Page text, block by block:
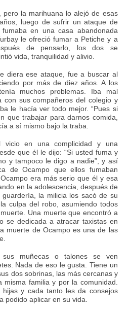
pero la marihuana lo alejó de esas
luego de sufrir un ataque de
en una casa abandonada
le ofreció fumar a Petiche y a
de pensarlo, los dos se
vida, tranquilidad y alivio.
diera ese ataque, fue a buscar al
por más de diez años. A los
muchos problemas. Iba mal
con sus compañeros del colegio y
le hacía ver todo mejor. “Pues si
que trabajar para darnos comida,
a sí mismo bajo la traba.
en una complicidad y una
que él le dijo: “Si usted fuma y
y tampoco le digo a nadie”, y así
de Ocampo que ellos fumaban
era más serio que él y esa
en la adolescencia, después de
la milicia los sacó de su
culpa del robo, asumiendo todos
Una muerte que encontró a
se dedicada a atracar taxistas en
muerte de Ocampo es una de las
muñecas o talones se ven
Nada de eso le gusta. Tiene un
dos sobrinas, las más cercanas y
misma familia y por la comunidad.
y cada tanto les da consejos
podido aplicar en su vida.